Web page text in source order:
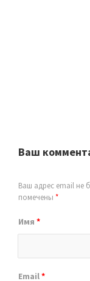
Ваш
Ваш адрес email не
помечены *
Имя *
Email*